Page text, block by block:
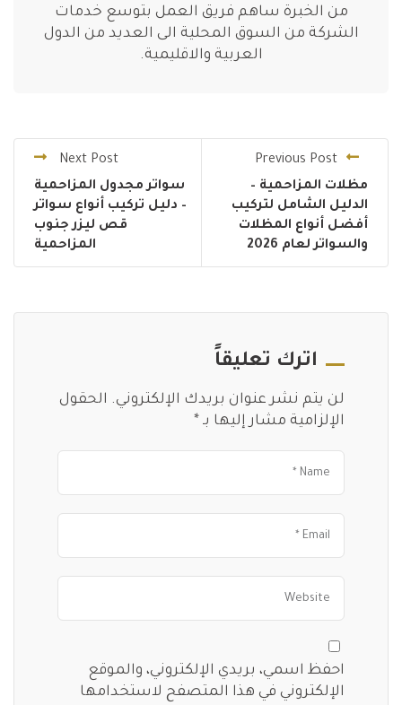
من الخبرة ساهم فريق العمل بتوسع خدمات
الشركة من السوق المحلية الى العديد من الدول
العربية والاقليمية.
Previous Post
مظلات المزاحمية –
الدليل الشامل لتركيب
أفضل أنواع المظلات
والسواتر لعام 2026
Next Post
سواتر مجدول المزاحمية
– دليل تركيب أنواع سواتر
قص ليزر جنوب
المزاحمية
اترك تعليقاً
لن يتم نشر عنوان بريدك الإلكتروني. الحقول
الإلزامية مشار إليها بـ *
احفظ اسمي، بريدي الإلكتروني، والموقع
الإلكتروني في هذا المتصفح لاستخدامها